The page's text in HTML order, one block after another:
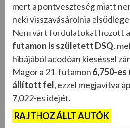
mert a pontveszteség miatt
neki visszavásárolnia
Nem várt fordulatokat hozott
futamon is született DSQ,
hibájából adodóan kieséssel
Magor a 21. futamon 6,750-
állított fel, ezzel megjavítva
7,022-es idejét.
RAJTHOZ ÁLLT AUTÓK